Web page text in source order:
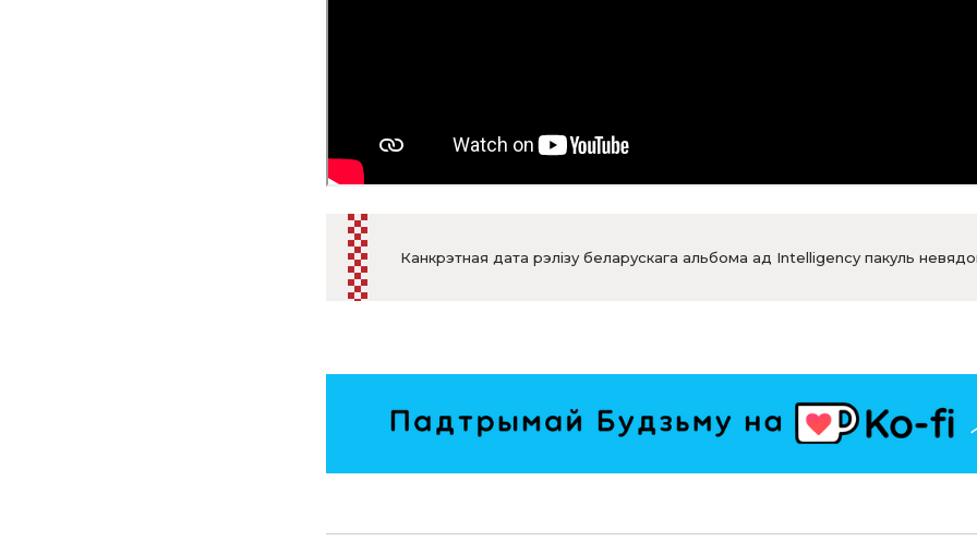
Канкрэтная дата рэлізу беларускага альбома ад Intelligency пакуль